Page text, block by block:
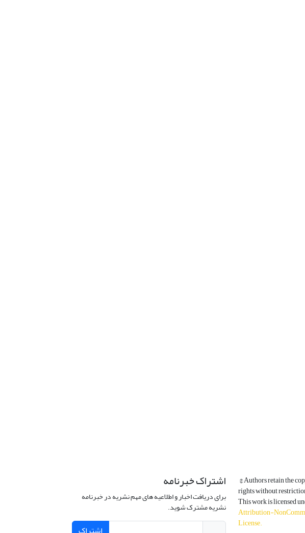
© Authors retain the
rights without
This work is licensed
Attribution-
License.
اشتراک خبرنامه
برای دریافت اخبار و اطلاعیه های مهم نشریه در خبرنامه
نشریه مشترک شوید.